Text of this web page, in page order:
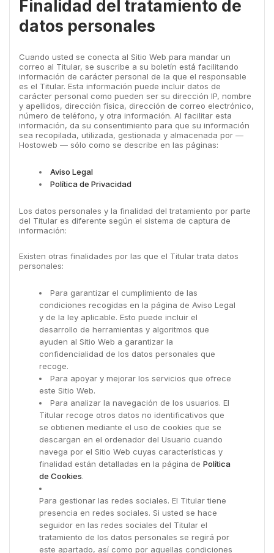
Finalidad del tratamiento de
datos personales
Cuando usted se conecta al Sitio Web para mandar un
correo al Titular, se suscribe a su boletín está facilitando
información de carácter personal de la que el responsable
es el Titular. Esta información puede incluir datos de
carácter personal como pueden ser su dirección IP, nombre
y apellidos, dirección física, dirección de correo electrónico,
número de teléfono, y otra información. Al facilitar esta
información, da su consentimiento para que su información
sea recopilada, utilizada, gestionada y almacenada por —
Hostoweb — sólo como se describe en las páginas:
Aviso Legal
Política de Privacidad
Los datos personales y la finalidad del tratamiento por parte
del Titular es diferente según el sistema de captura de
información:
Existen otras finalidades por las que el Titular trata datos
personales:
Para garantizar el cumplimiento de las
condiciones recogidas en la página de Aviso Legal
y de la ley aplicable. Esto puede incluir el
desarrollo de herramientas y algoritmos que
ayuden al Sitio Web a garantizar la
confidencialidad de los datos personales que
recoge.
Para apoyar y mejorar los servicios que ofrece
este Sitio Web.
Para analizar la navegación de los usuarios. El
Titular recoge otros datos no identificativos que
se obtienen mediante el uso de cookies que se
descargan en el ordenador del Usuario cuando
navega por el Sitio Web cuyas características y
finalidad están detalladas en la página de Política
de Cookies.
Para gestionar las redes sociales. El Titular tiene
presencia en redes sociales. Si usted se hace
seguidor en las redes sociales del Titular el
tratamiento de los datos personales se regirá por
este apartado, así como por aquellas condiciones